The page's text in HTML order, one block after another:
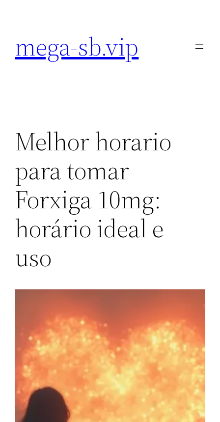
conteúdo
mega-sb.vip
Melhor horario
para tomar
Forxiga 10mg:
horário ideal e
uso